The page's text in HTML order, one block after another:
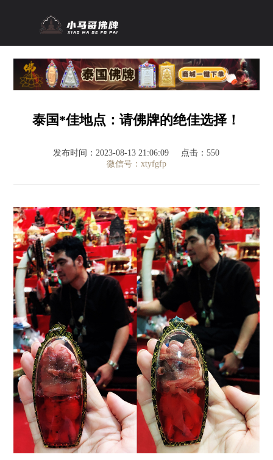
泰国*佳地点：请佛牌的绝佳选择！
发布时间：2023-08-13 21:06:09
点击：550
微信号：xtyfgfp